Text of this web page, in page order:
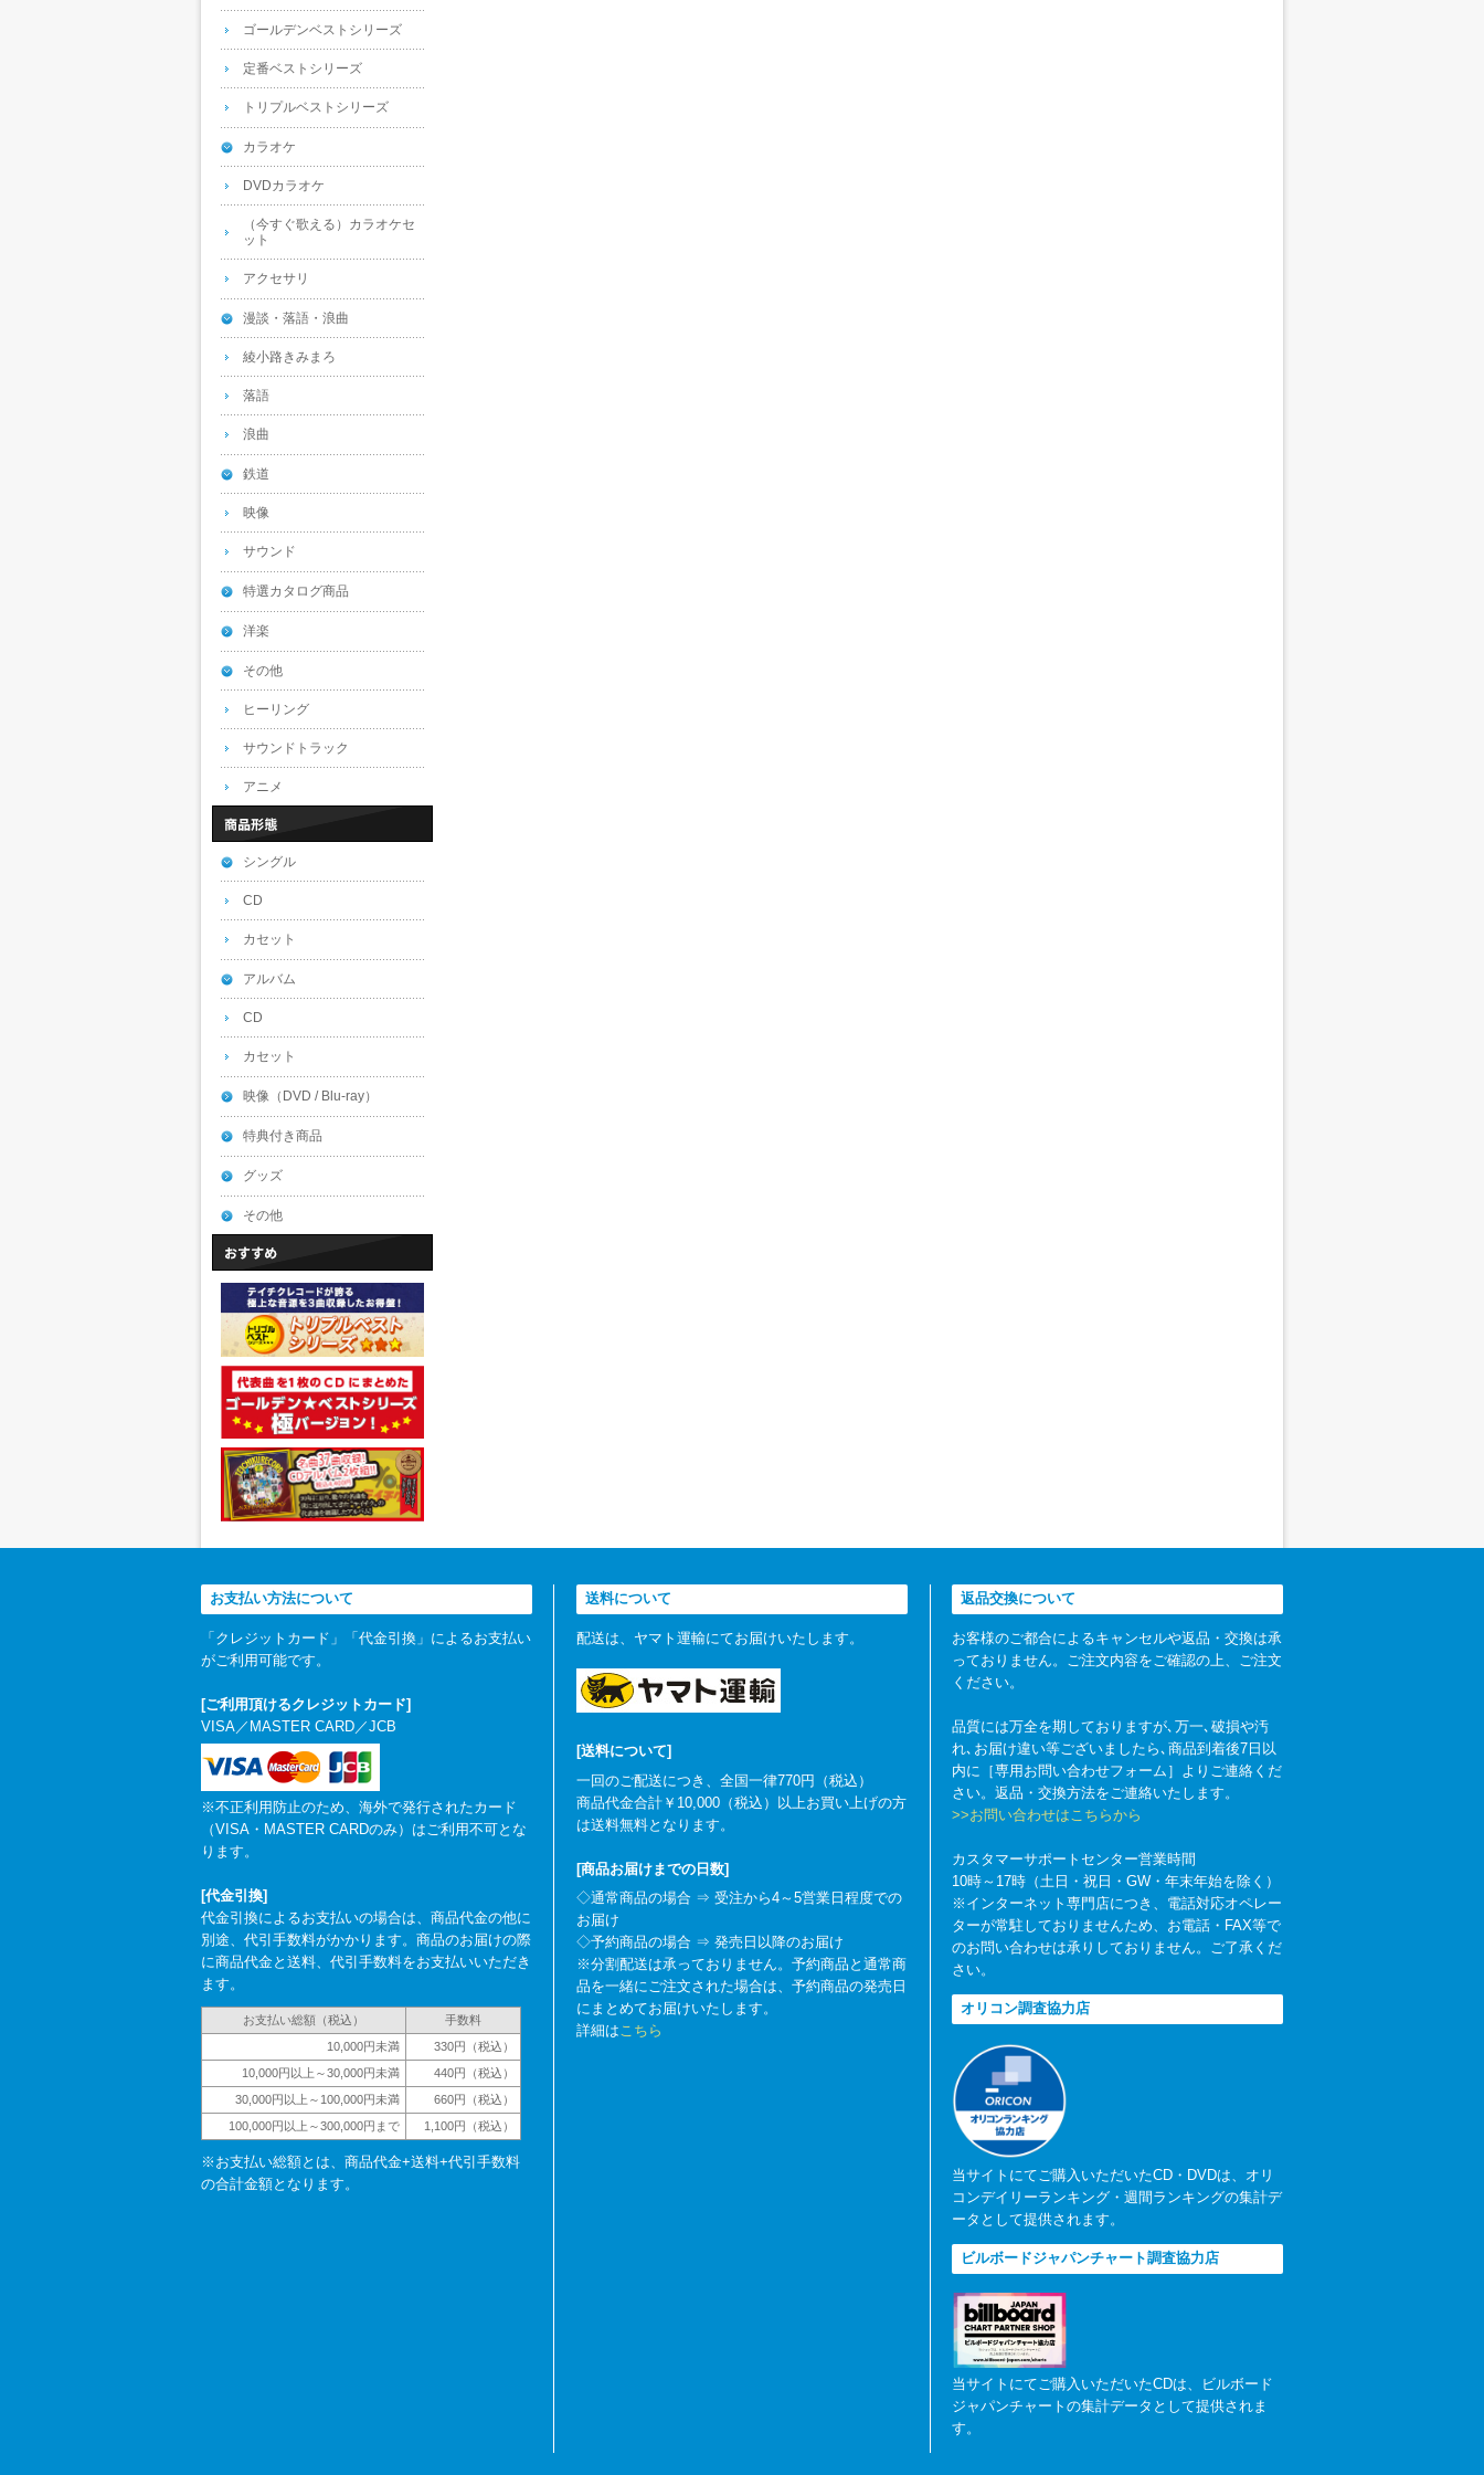
ゴールデンベストシリーズ
定番ベストシリーズ
トリプルベストシリーズ
カラオケ
DVDカラオケ
（今すぐ歌える）カラオケセ
ット
アクセサリ
漫談・落語・浪曲
綾小路きみまろ
落語
浪曲
鉄道
映像
サウンド
特選カタログ商品
洋楽
その他
ヒーリング
サウンドトラック
アニメ
シングル
CD
カセット
アルバム
CD
カセット
映像（DVD / Blu-ray）
特典付き商品
グッズ
その他
お支払い方法について
「クレジットカード」「代金引換」によるお支払い
がご利用可能です。
[ご利用頂けるクレジットカード]
VISA／MASTER CARD／JCB
※不正利用防止のため、海外で発行されたカード
（VISA・MASTER CARDのみ）はご利用不可とな
ります。
[代金引換]
代金引換によるお支払いの場合は、商品代金の他に
別途、代引手数料がかかります。商品のお届けの際
に商品代金と送料、代引手数料をお支払いいただき
ます。
お支払い総額（税込）
手数料
10,000円未満
330円（税込）
10,000円以上～30,000円未満
440円（税込）
30,000円以上～100,000円未満
660円（税込）
100,000円以上～300,000円まで
1,100円（税込）
※お支払い総額とは、商品代金+送料+代引手数料
の合計金額となります。
送料について
配送は、ヤマト運輸にてお届けいたします。
[送料について]
一回のご配送につき、全国一律770円（税込）
商品代金合計￥10,000（税込）以上お買い上げの方
は送料無料となります。
[商品お届けまでの日数]
◇通常商品の場合 ⇒ 受注から4～5営業日程度での
お届け
◇予約商品の場合 ⇒ 発売日以降のお届け
※分割配送は承っておりません。予約商品と通常商
品を一緒にご注文された場合は、予約商品の発売日
にまとめてお届けいたします。
詳細はこちら
返品交換について
お客様のご都合によるキャンセルや返品・交換は承
っておりません。ご注文内容をご確認の上、ご注文
ください。
品質には万全を期しておりますが､万一､破損や汚
れ､お届け違い等ございましたら､商品到着後7日以
内に［専用お問い合わせフォーム］よりご連絡くだ
さい。返品・交換方法をご連絡いたします。
>>お問い合わせはこちらから
カスタマーサポートセンター営業時間
10時～17時（土日・祝日・GW・年末年始を除く）
※インターネット専門店につき、電話対応オペレー
ターが常駐しておりませんため、お電話・FAX等で
のお問い合わせは承りしておりません。ご了承くだ
さい。
オリコン調査協力店
当サイトにてご購入いただいたCD・DVDは、オリ
コンデイリーランキング・週間ランキングの集計デ
ータとして提供されます。
ビルボードジャパンチャート調査協力店
当サイトにてご購入いただいたCDは、ビルボード
ジャパンチャートの集計データとして提供されま
す。